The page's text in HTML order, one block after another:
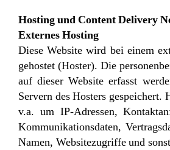
Hosting und Content Delivery
Externes Hosting
Diese Website wird bei einem
gehostet (Hoster). Die
auf dieser Website erfasst
Servern des Hosters gespeichert.
v.a. um IP-Adressen,
Kommunikationsdaten,
Namen, Websitezugriffe und